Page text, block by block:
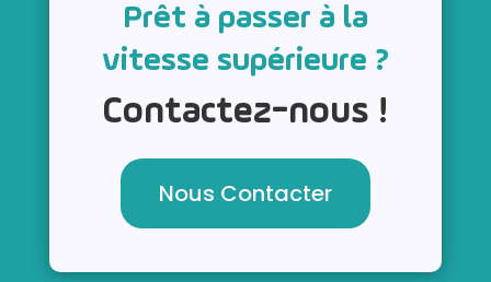
Prêt à passer à la
vitesse supérieure ?
Contactez-nous !
Nous Contacter